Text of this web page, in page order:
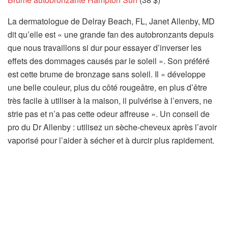
La dermatologue de Delray Beach, FL, Janet Allenby, MD
dit qu’elle est « une grande fan des autobronzants depuis
que nous travaillons si dur pour essayer d’inverser les
effets des dommages causés par le soleil ». Son préféré
est cette brume de bronzage sans soleil. Il « développe
une belle couleur, plus du côté rougeâtre, en plus d’être
très facile à utiliser à la maison, il pulvérise à l’envers, ne
strie pas et n’a pas cette odeur affreuse ». Un conseil de
pro du Dr Allenby : utilisez un sèche-cheveux après l’avoir
vaporisé pour l’aider à sécher et à durcir plus rapidement.